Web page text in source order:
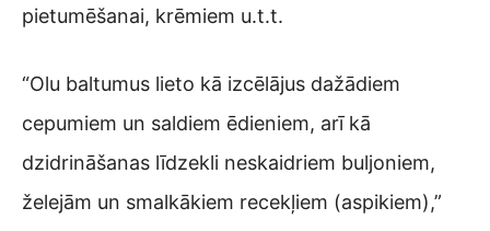
pietumēšanai, krēmiem u.t.t.
“Olu baltumus lieto kā izcēlājus dažādiem
cepumiem un saldiem ēdieniem, arī kā
dzidrināšanas līdzekli neskaidriem buljoniem,
želejām un smalkākiem recekļiem (aspikiem),”